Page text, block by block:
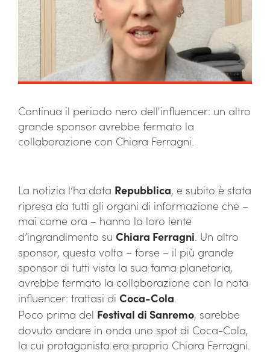
Continua il periodo nero dell'influencer: un altro
grande sponsor avrebbe fermato la
collaborazione con Chiara Ferragni.
La notizia l’ha data Repubblica, e subito è stata
ripresa da tutti gli organi di informazione che –
mai come ora – hanno la loro lente
d’ingrandimento su Chiara Ferragni. Un altro
sponsor, questa volta – forse – il più grande
sponsor di tutti vista la sua fama planetaria,
avrebbe fermato la collaborazione con la nota
influencer: trattasi di Coca-Cola.
Poco prima del Festival di Sanremo, sarebbe
dovuto andare in onda uno spot di Coca-Cola,
la cui protagonista era proprio Chiara Ferragni.